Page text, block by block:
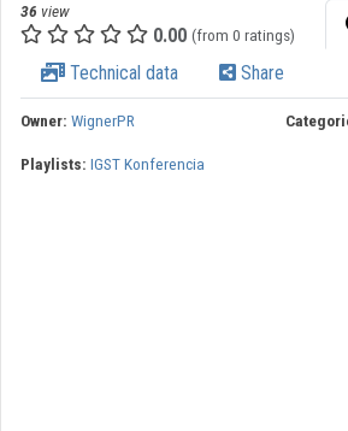
Organization playlists
Organizations
36 view
0.00 (from 0 ratings)
Technical data Share
Owner: WignerPR
Playlists: IGST Konferencia